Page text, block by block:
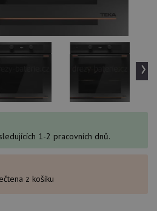
›
1-2 pracovních dnů.
z košíku